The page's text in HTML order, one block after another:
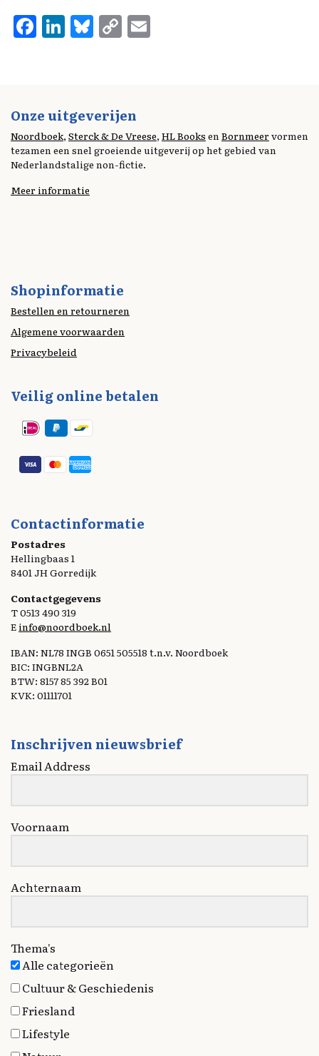
F
a
o
o
k
Li
n
d
I
n
Bl
u
y
C
o
Li
n
k
Onze uitgeverijen
Noordboek, Sterck & De Vreese, HL Books en Bornmeervormen
tezamen een snel groeiende uitgeverij op het gebied van
Nederlandstalige non-fictie.
Meer informatie
Shopinformatie
Bestellen en retourneren
Algemene voorwaarden
Privacybeleid
Veilig online betalen
Contactinformatie
Postadres
Hellingbaas 1
8401 JH Gorredijk
Contactgegevens
T 0513 490 319
E info@noordboek.nl
IBAN: NL78 INGB 0651 505518 t.n.v. Noordboek
BIC: INGBNL2A
BTW: 8157 85 392 B01
KVK: 01111701
Inschrijven nieuwsbrief
Email Address
Voornaam
Achternaam
Thema's
Alle categorieën
Cultuur & Geschiedenis
Friesland
Lifestyle